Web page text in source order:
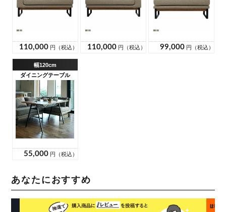
あなたにおすすめ